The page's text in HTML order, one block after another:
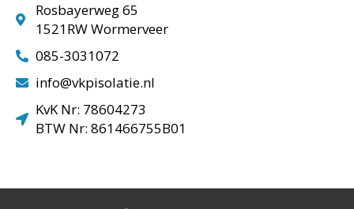
Rosbayerweg 65
1521RW Wormerveer
085-3031072
info@vkpisolatie.nl
KvK Nr: 78604273
BTW Nr: 861466755B01